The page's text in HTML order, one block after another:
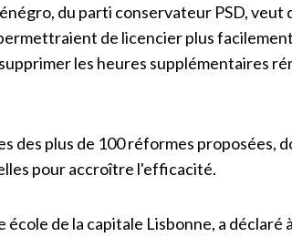
du parti conservateur PSD, veut
de licencier plus
les heures supplémentaires
des plus de 100 réformes proposées,
pour accroître l'efficacité.
de la capitale Lisbonne, a déclaré